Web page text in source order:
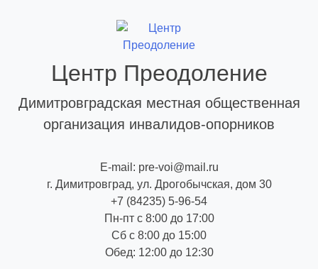
Центр Преодоление
Димитровградская местная общественная
организация инвалидов-опорников
E-mail: pre-voi@mail.ru
г. Димитровград, ул. Дрогобычская, дом 30
+7 (84235) 5-96-54
Пн-пт с 8:00 до 17:00
Сб с 8:00 до 15:00
Обед: 12:00 до 12:30